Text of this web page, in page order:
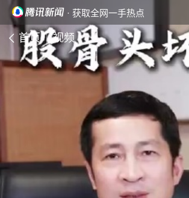
· 获取全网一手热点
首页 视频